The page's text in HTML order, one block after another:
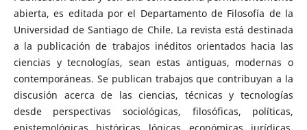
abierta, es editada por el Departamento de Filosofía de la
Universidad de Santiago de Chile. La revista está destinada
a la publicación de trabajos inéditos orientados hacia las
ciencias y tecnologías, sean estas antiguas, modernas o
contemporáneas. Se publican trabajos que contribuyan a la
discusión acerca de las ciencias, técnicas y tecnologías
desde perspectivas sociológicas, filosóficas, políticas,